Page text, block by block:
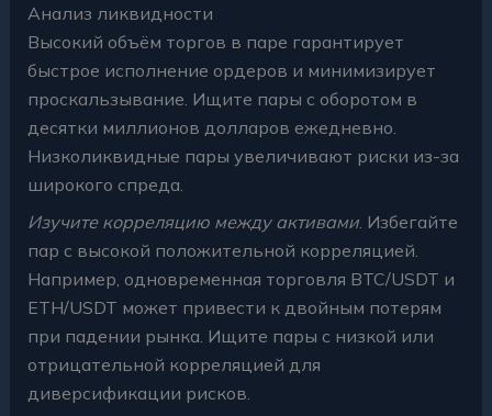
Анализ ликвидности
Высокий объём торгов в паре гарантирует
быстрое исполнение ордеров и минимизирует
проскальзывание. Ищите пары с оборотом в
десятки миллионов долларов ежедневно.
Низколиквидные пары увеличивают риски из-за
широкого спреда.
Изучите корреляцию между активами. Избегайте
пар с высокой положительной корреляцией.
Например, одновременная торговля BTC/USDT и
ETH/USDT может привести к двойным потерям
при падении рынка. Ищите пары с низкой или
отрицательной корреляцией для
диверсификации рисков.